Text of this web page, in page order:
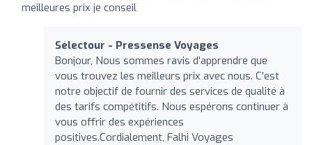
meilleures prix je conseil
Selectour - Pressense Voyages
Bonjour, Nous sommes ravis d'apprendre que
vous trouvez les meilleurs prix avec nous. C'est
notre objectif de fournir des services de qualité à
des tarifs compétitifs. Nous espérons continuer à
vous offrir des expériences
positives.Cordialement, Falhi Voyages